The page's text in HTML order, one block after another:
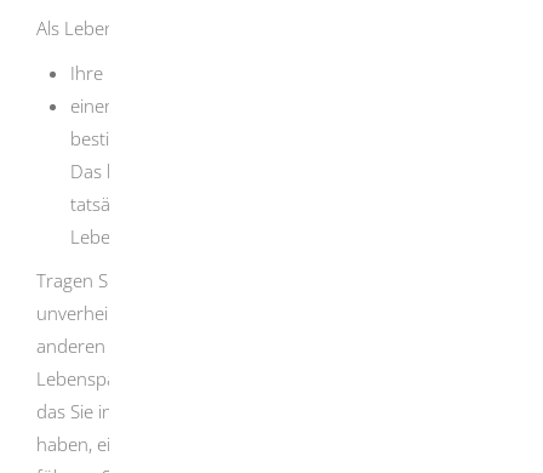
Als Lebenspartnerin oder Lebenspartner können Sie:
Ihre bisherigen Namen beibehalten oder
einen gemeinsamen Lebenspartnerschaftsnamen
bestimmen.
Das kann entweder der Geburtsname oder der
tatsächlich geführte Name einer der
Lebenspartnerinnen oder Lebenspartner sein.
Tragen Sie als Elternteil die elterliche Sorge für ein
unverheiratetes Kind allein oder gemeinsam mit dem
anderen Elternteil? Dann können Sie und Ihre
Lebenspartnerin oder Ihr Lebenspartner sowie das Kind,
das Sie in Ihren gemeinsamen Haushalt aufgenommen
haben, einen gemeinsamen Lebenspartnerschaftsnamen